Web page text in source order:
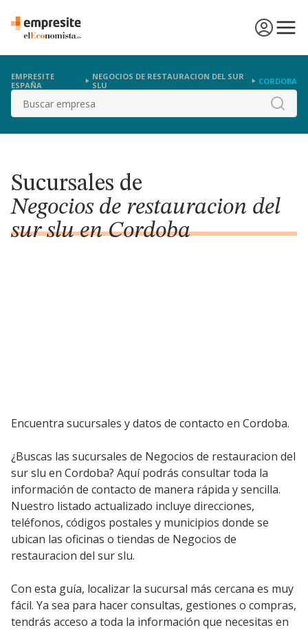
EMPRESITE
ESPAÑA
NEGOCIOS DE RESTAURACION DEL SUR
SLU
CORDOBA
Buscar
Sucursales de
Negocios de restauracion del
sur slu en Cordoba
Encuentra sucursales y datos de contacto en Cordoba.
¿Buscas las sucursales de Negocios de restauracion del
sur slu en Cordoba? Aquí podrás consultar toda la
información de contacto de manera rápida y sencilla.
Nuestro listado actualizado incluye direcciones,
teléfonos, códigos postales y municipios donde se
ubican las oficinas o tiendas de Negocios de
restauracion del sur slu.
Con esta guía, localizar la sucursal más cercana es muy
fácil. Ya sea para hacer consultas, gestiones o compras,
tendrás acceso a toda la información que necesitas en